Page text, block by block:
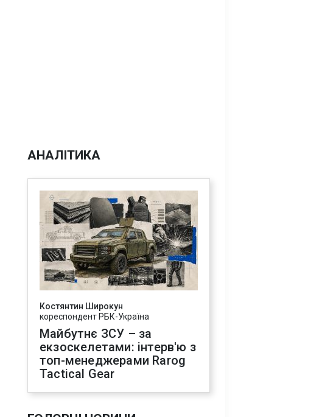
АНАЛІТИКА
Костянтин Широкун
кореспондент РБК-Україна
Майбутнє ЗСУ – за
екзоскелетами: інтерв'ю з
топ-менеджерами Rarog
Tactical Gear